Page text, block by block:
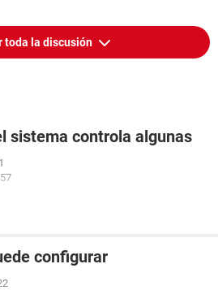
toda la discusión
sistema controla algunas
configurar